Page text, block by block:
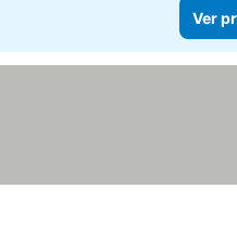
Ver